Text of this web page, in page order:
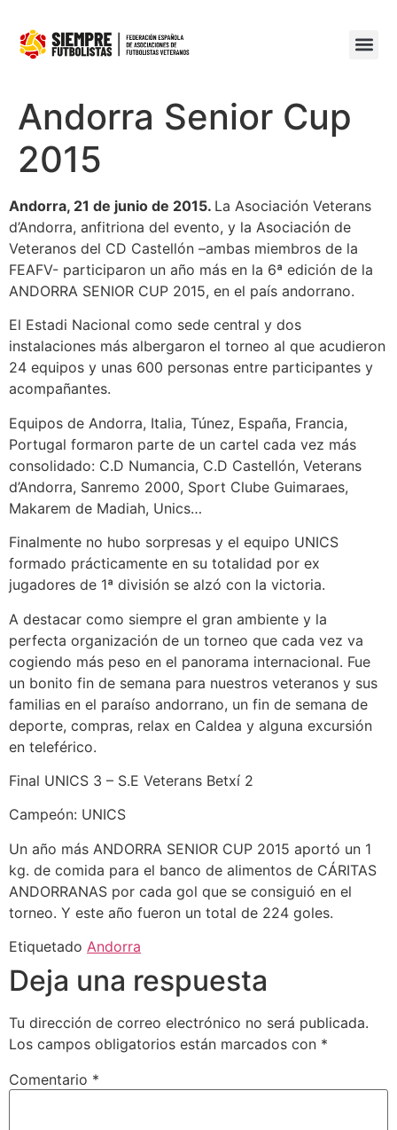
Andorra Senior Cup
2015
Andorra, 21 de junio de 2015. La Asociación Veterans
d’Andorra, anfitriona del evento, y la Asociación de
Veteranos del CD Castellón –ambas miembros de la
FEAFV- participaron un año más en la 6ª edición de la
ANDORRA SENIOR CUP 2015, en el país andorrano.
El Estadi Nacional como sede central y dos
instalaciones más albergaron el torneo al que acudieron
24 equipos y unas 600 personas entre participantes y
acompañantes.
Equipos de Andorra, Italia, Túnez, España, Francia,
Portugal formaron parte de un cartel cada vez más
consolidado: C.D Numancia, C.D Castellón, Veterans
d’Andorra, Sanremo 2000, Sport Clube Guimaraes,
Makarem de Madiah, Unics…
Finalmente no hubo sorpresas y el equipo UNICS
formado prácticamente en su totalidad por ex
jugadores de 1ª división se alzó con la victoria.
A destacar como siempre el gran ambiente y la
perfecta organización de un torneo que cada vez va
cogiendo más peso en el panorama internacional. Fue
un bonito fin de semana para nuestros veteranos y sus
familias en el paraíso andorrano, un fin de semana de
deporte, compras, relax en Caldea y alguna excursión
en teleférico.
Final UNICS 3 – S.E Veterans Betxí 2
Campeón: UNICS
Un año más ANDORRA SENIOR CUP 2015 aportó un 1
kg. de comida para el banco de alimentos de CÁRITAS
ANDORRANAS por cada gol que se consiguió en el
torneo. Y este año fueron un total de 224 goles.
Etiquetado Andorra
Deja una respuesta
Tu dirección de correo electrónico no será publicada.
Los campos obligatorios están marcados con *
Comentario *